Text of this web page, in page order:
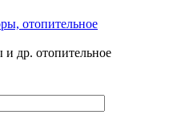
др. отопительное